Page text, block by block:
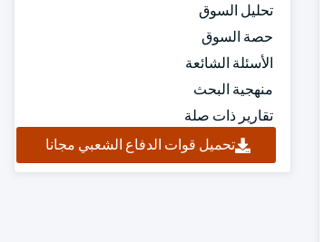
تحليل السوق
حصة السوق
الأسئلة الشائعة
منهجية البحث
تقارير ذات صلة
تحميل قوات الدفاع الشعبي مجانا